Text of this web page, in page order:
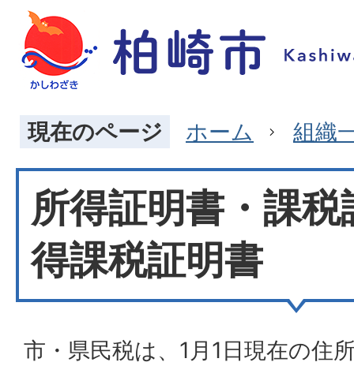
現在のページ ホーム 組織
所得証明書・課
得課税証明書
市・県民税は、1月1日現在の住